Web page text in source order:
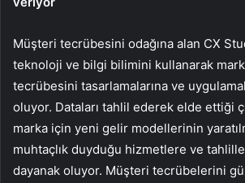
Müşteri tecrübesini odağına alan CX
teknoloji ve bilgi bilimini kullanarak
tecrübesini tasarlamalarına ve
oluyor. Dataları tahlil ederek elde ettiği
marka için yeni gelir modellerinin
muhtaçlık duyduğu hizmetlere ve
dayanak oluyor. Müşteri tecrübelerini